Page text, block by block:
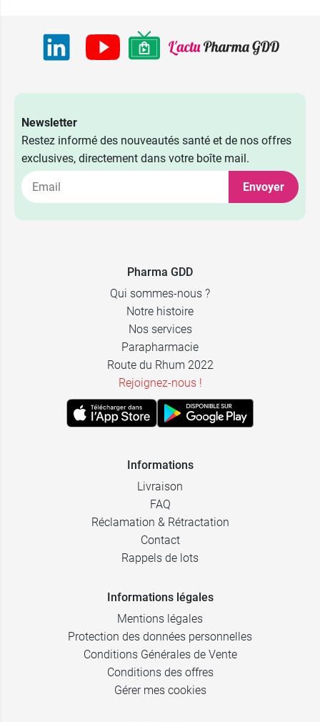
Newsletter
Restez informé des nouveautés santé et de nos offres
exclusives, directement dans votre boîte mail.
Envoyer
Pharma GDD
Qui sommes-nous ?
Notre histoire
Nos services
Parapharmacie
Route du Rhum 2022
Rejoignez-nous !
Informations
Livraison
FAQ
Réclamation & Rétractation
Contact
Rappels de lots
Informations légales
Mentions légales
Protection des données personnelles
Conditions Générales de Vente
Conditions des offres
Gérer mes cookies